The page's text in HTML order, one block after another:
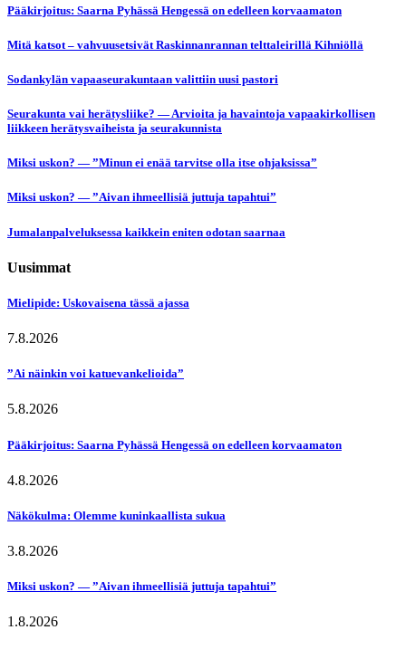
Pääkirjoitus: Saarna Pyhässä Hengessä on edelleen korvaamaton
Mitä katsot – vahvuusetsivät Raskinnanrannan telttaleirillä Kihniöllä
Sodankylän vapaaseurakuntaan valittiin uusi pastori
Seurakunta vai herätysliike? — Arvioita ja havaintoja vapaakirkollisen
liikkeen herätysvaiheista ja seurakunnista
Miksi uskon? — ”Minun ei enää tarvitse olla itse ohjaksissa”
Miksi uskon? — ”Aivan ihmeellisiä juttuja tapahtui”
Jumalanpalveluksessa kaikkein eniten odotan saarnaa
Uusimmat
Mielipide: Uskovaisena tässä ajassa
7.8.2026
”Ai näinkin voi katuevankelioida”
5.8.2026
Pääkirjoitus: Saarna Pyhässä Hengessä on edelleen korvaamaton
4.8.2026
Näkökulma: Olemme kuninkaallista sukua
3.8.2026
Miksi uskon? — ”Aivan ihmeellisiä juttuja tapahtui”
1.8.2026